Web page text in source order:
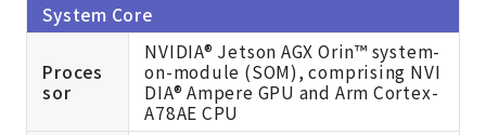
System Core
Proces
sor
NVIDIA® Jetson AGX Orin™ system-
on-module (SOM), comprising NVI
DIA® Ampere GPU and Arm Cortex-
A78AE CPU